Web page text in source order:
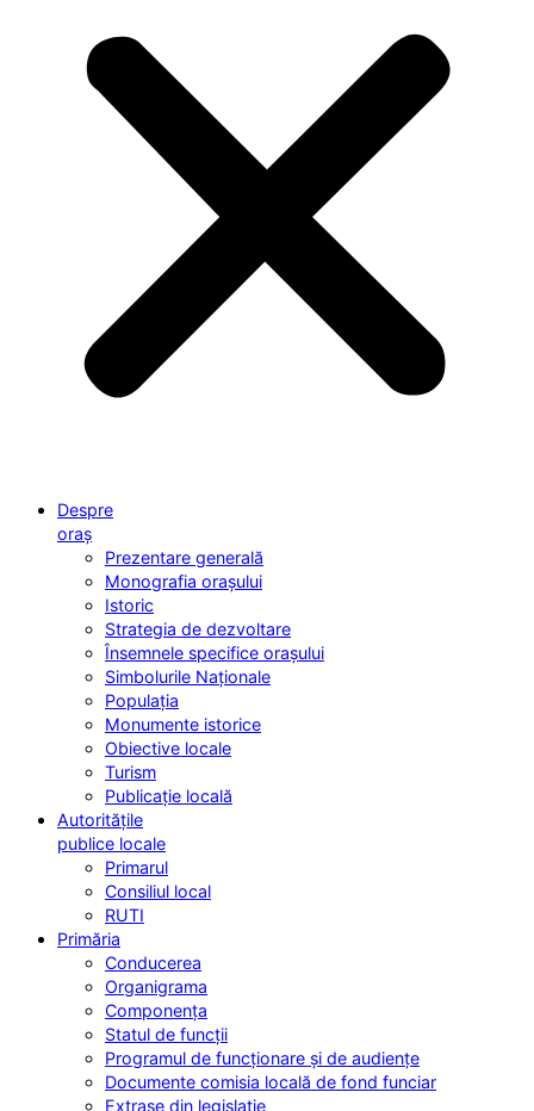
Despre
oraș
Prezentare generală
Monografia orașului
Istoric
Strategia de dezvoltare
Însemnele specifice orașului
Simbolurile Naționale
Populația
Monumente istorice
Obiective locale
Turism
Publicație locală
Autoritățile
publice locale
Primarul
Consiliul local
RUTI
Primăria
Conducerea
Organigrama
Componența
Statul de funcții
Programul de funcționare și de audiențe
Documente comisia locală de fond funciar
Extrase din legislație